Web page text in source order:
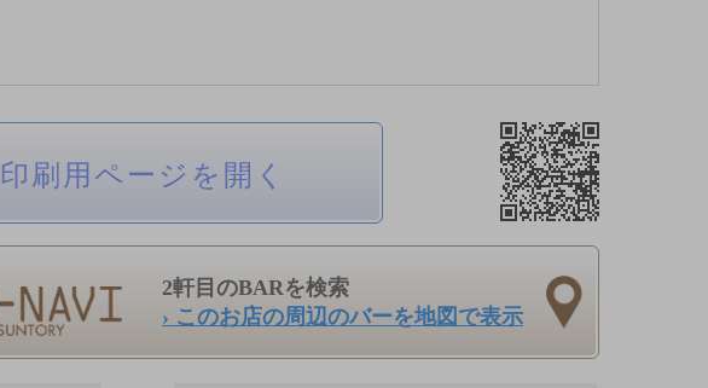
印刷用ページを開く
2軒目のBARを検索
› このお店の周辺のバーを地図で表示